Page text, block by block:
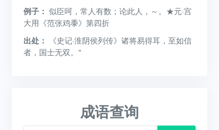
例子： 似臣呵，常人有数；论此人，～。★元·宫
大用《范张鸡黍》第四折
出处：
《史记·淮阴侯列传》诸将易得耳，至如信
者，国士无双。”
成语查询